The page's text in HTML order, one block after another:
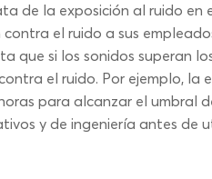
de la exposición al ruido en
el ruido a sus
que si los sonidos superan
el ruido. Por ejemplo, la
para alcanzar el umbral
y de ingeniería antes de